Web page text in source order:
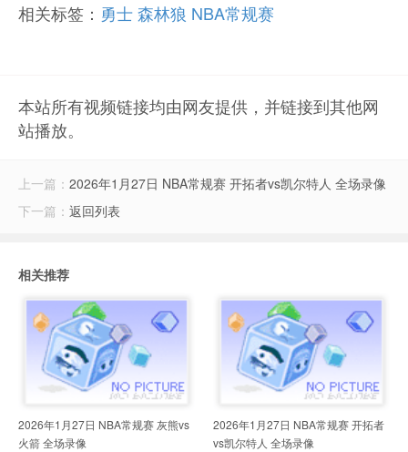
相关标签： 勇士森林狼 NBA常规赛
本站所有视频链接均由网友提供，并链接到其他网
站播放。
上一篇： 2026年1月27日 NBA常规赛 开拓者vs凯尔特人 全场录像
下一篇： 返回列表
相关推荐
2026年1月27日 NBA常规赛 灰熊vs
火箭 全场录像
2026年1月27日 NBA常规赛 开拓者
vs凯尔特人 全场录像